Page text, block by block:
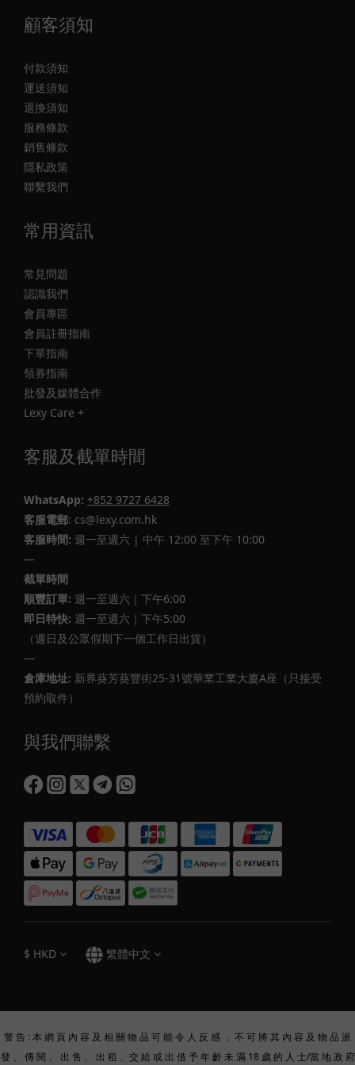
顧客須知
付款須知
運送須知
退換須知
服務條款
銷售條款
隱私政策
聯繫我們
常用資訊
常見問題
認識我們
會員專區
會員註冊指南
下單指南
領券指南
批發及媒體合作
Lexy Care +
客服及截單時間
WhatsApp: +852 9727 6428
客服電郵: cs@lexy.com.hk
客服時間: 週一至週六 | 中午 12:00 至下午 10:00
—
截單時間
順豐訂單: 週一至週六｜下午6:00
即日特快: 週一至週六｜下午5:00
（週日及公眾假期下一個工作日出貨）
—
倉庫地址: 新界葵芳葵豐街25-31號華業工業大廈A座（只接受
預約取件）
與我們聯繫
$ HKD 繁體中文
警 告 : 本 網 頁 內 容 及 相 關 物 品 可 能 令 人 反 感 ， 不 可 將 其 內 容 及 物 品 派
發 、 傳 閱 、 出 售 、 出 租 、交 給 或 出 借 予 年 齡 未 滿 18 歲 的 人 士/當 地 政 府